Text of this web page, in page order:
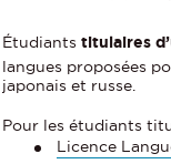
Étudiants titulaires
langues proposées
japonais et russe.
Pour les étudiants
Licence